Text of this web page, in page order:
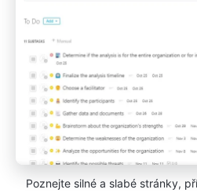
Poznejte silné a slabé stránky,